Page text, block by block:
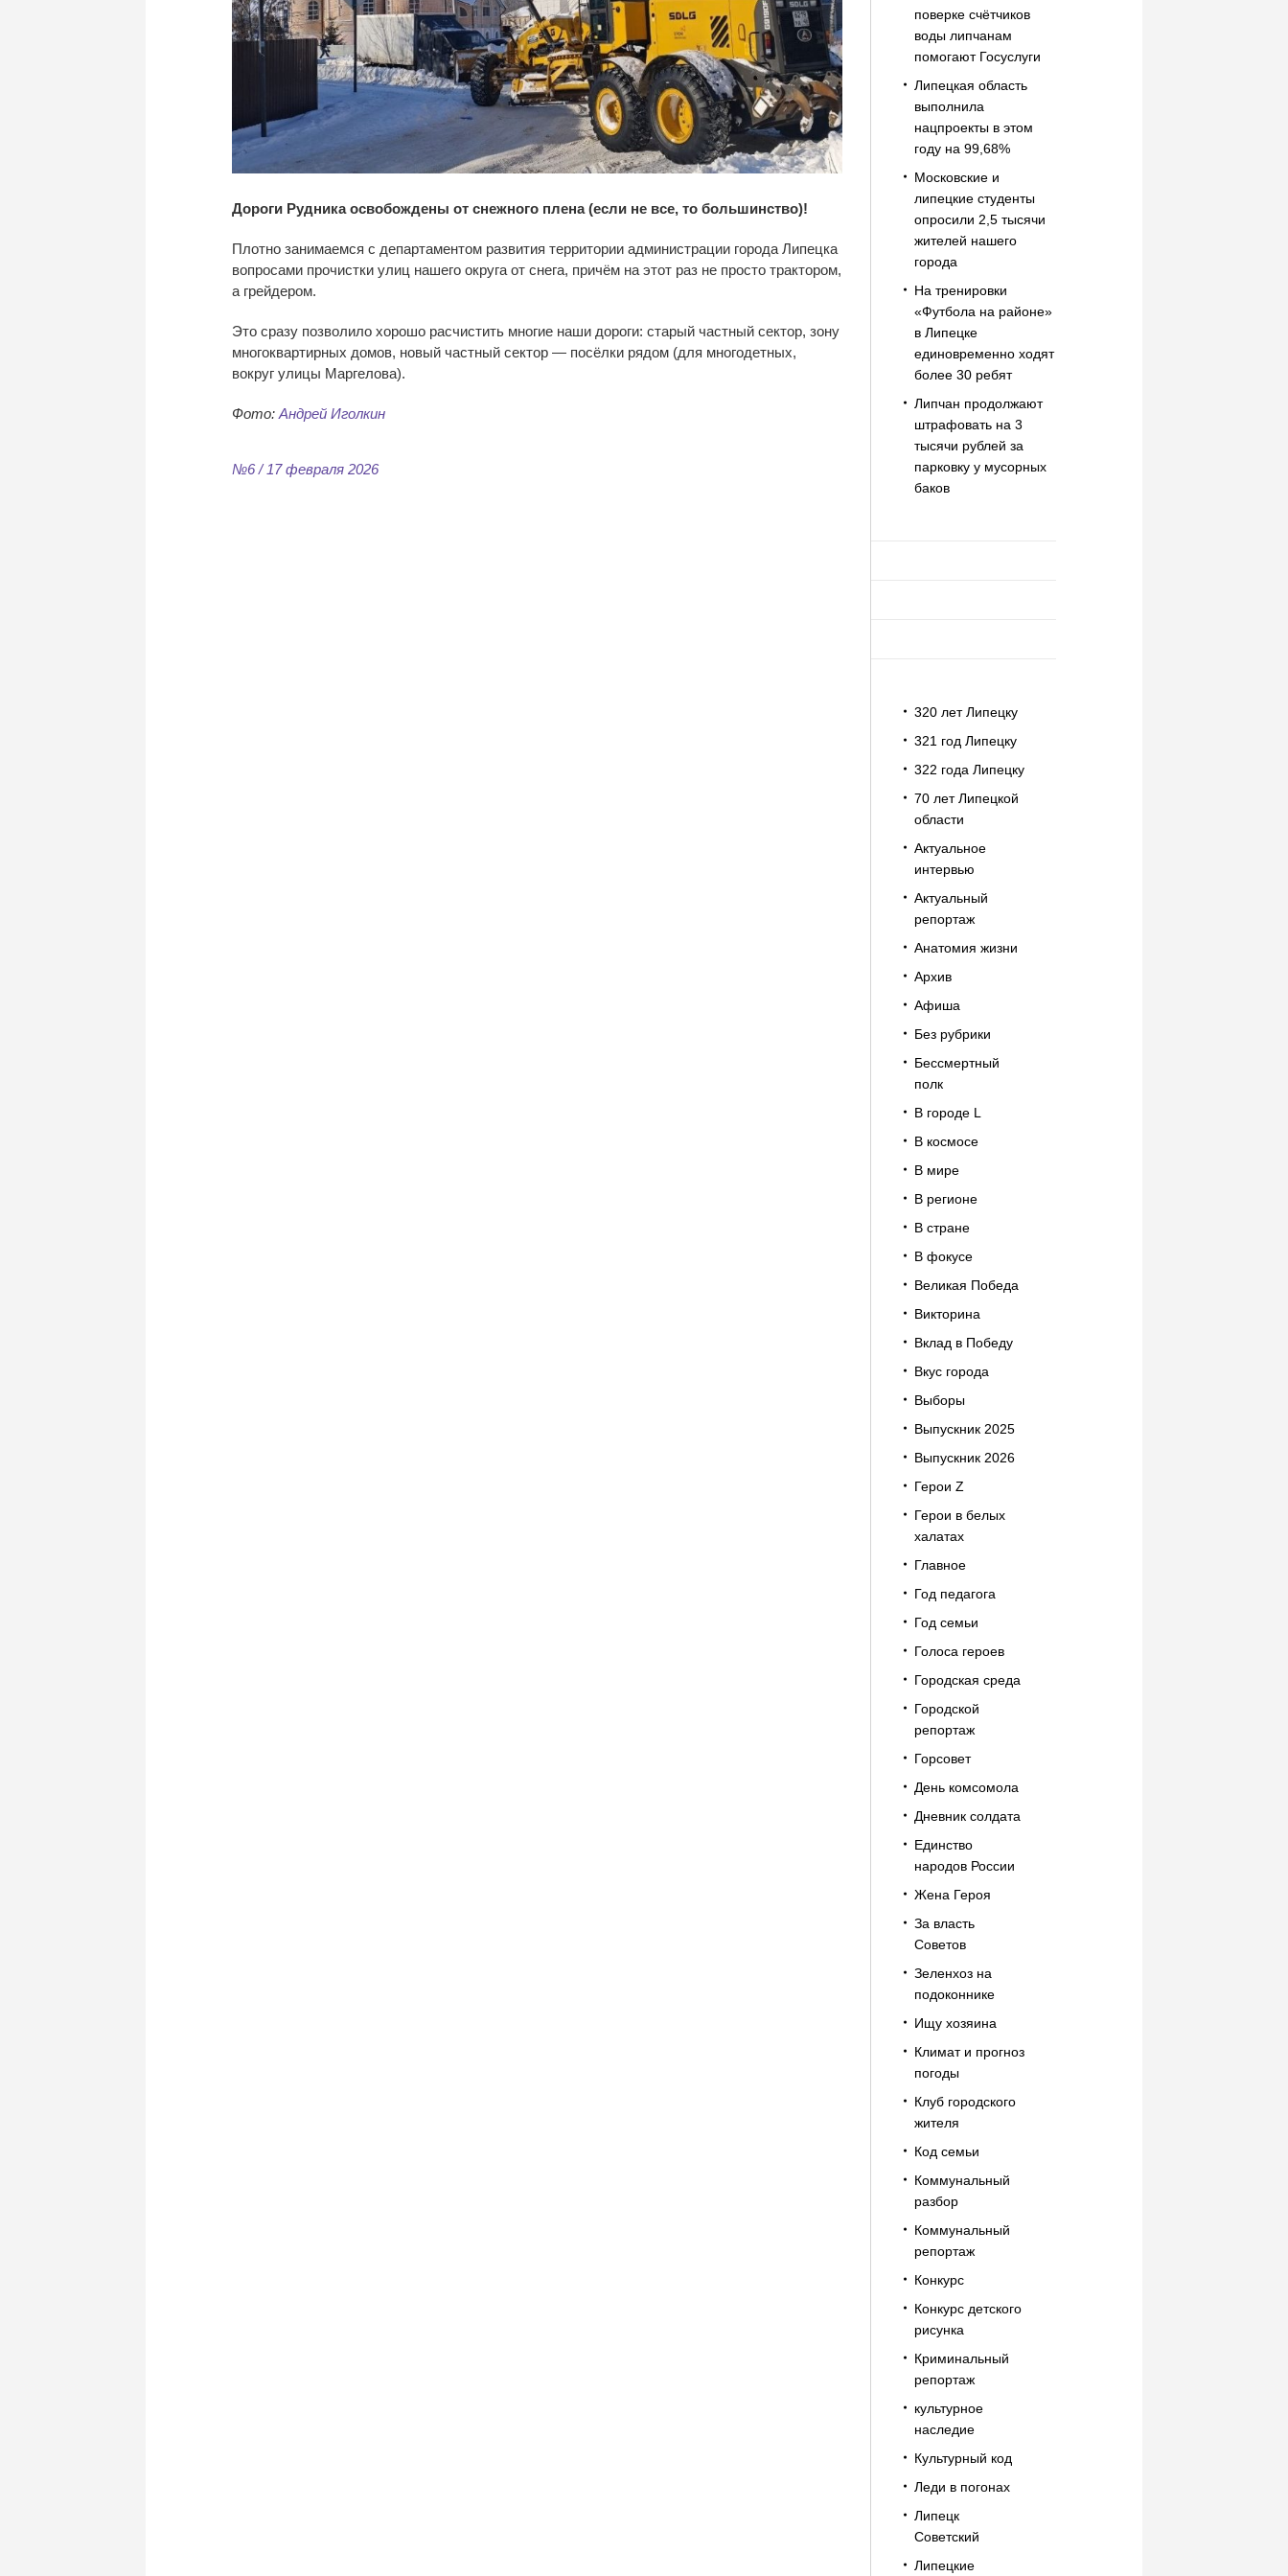
Дороги Рудника освобождены от снежного плена (если не все, то большинство)!
Плотно занимаемся с департаментом развития территории администрации города Липецка
вопросами прочистки улиц нашего округа от снега, причём на этот раз не просто трактором,
а грейдером.
Это сразу позволило хорошо расчистить многие наши дороги: старый частный сектор, зону
многоквартирных домов, новый частный сектор — посёлки рядом (для многодетных,
вокруг улицы Маргелова).
Фото: Андрей Иголкин
№6 / 17 февраля 2026
поверке счётчиков
воды липчанам
помогают Госуслуги
Липецкая область
выполнила
нацпроекты в этом
году на 99,68%
Московские и
липецкие студенты
опросили 2,5 тысячи
жителей нашего
города
На тренировки
«Футбола на районе»
в Липецке
единовременно ходят
более 30 ребят
Липчан продолжают
штрафовать на 3
тысячи рублей за
парковку у мусорных
баков
320 лет Липецку
321 год Липецку
322 года Липецку
70 лет Липецкой
области
Актуальное
интервью
Актуальный
репортаж
Анатомия жизни
Архив
Афиша
Без рубрики
Бессмертный
полк
В городе L
В космосе
В мире
В регионе
В стране
В фокусе
Великая Победа
Викторина
Вклад в Победу
Вкус города
Выборы
Выпускник 2025
Выпускник 2026
Герои Z
Герои в белых
халатах
Главное
Год педагога
Год семьи
Голоса героев
Городская среда
Городской
репортаж
Горсовет
День комсомола
Дневник солдата
Единство
народов России
Жена Героя
За власть
Советов
Зеленхоз на
подоконнике
Ищу хозяина
Климат и прогноз
погоды
Клуб городского
жителя
Код семьи
Коммунальный
разбор
Коммунальный
репортаж
Конкурс
Конкурс детского
рисунка
Криминальный
репортаж
культурное
наследие
Культурный код
Леди в погонах
Липецк
Советский
Липецкие